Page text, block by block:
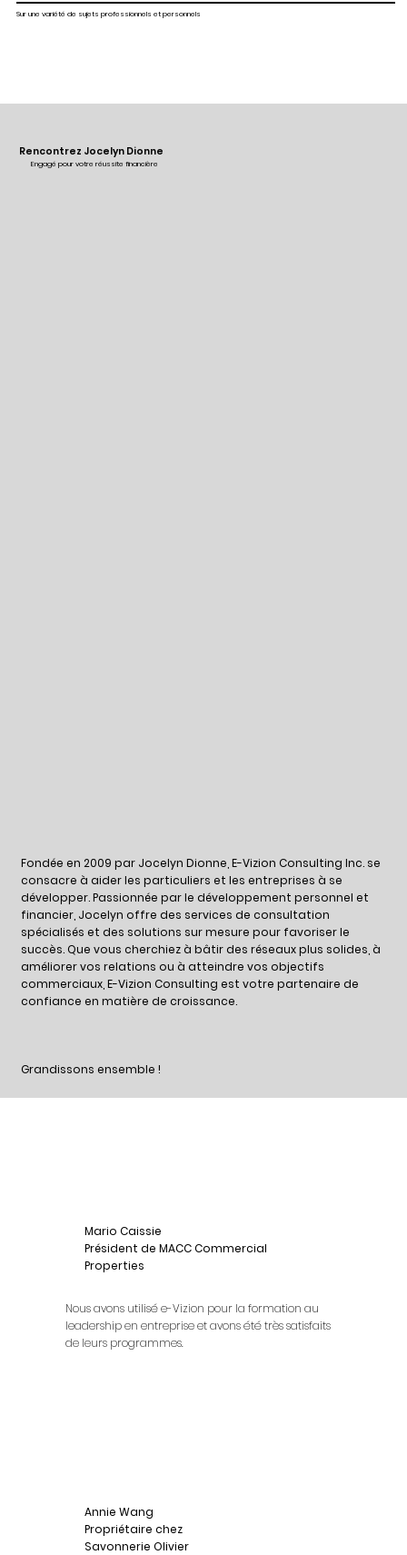
Sur une variété de sujets professionnels et personnels
Rencontrez Jocelyn Dionne
Engagé pour votre réussite financière
Fondée en 2009 par Jocelyn Dionne, E-Vizion Consulting Inc. se
consacre à aider les particuliers et les entreprises à se
développer. Passionnée par le développement personnel et
financier, Jocelyn offre des services de consultation
spécialisés et des solutions sur mesure pour favoriser le
succès. Que vous cherchiez à bâtir des réseaux plus solides, à
améliorer vos relations ou à atteindre vos objectifs
commerciaux, E-Vizion Consulting est votre partenaire de
confiance en matière de croissance.
Grandissons ensemble !
Mario Caissie
Président de MACC Commercial
Properties
Nous avons utilisé e-Vizion pour la formation au
leadership en entreprise et avons été très satisfaits
de leurs programmes.
Annie Wang
Propriétaire chez
Savonnerie Olivier